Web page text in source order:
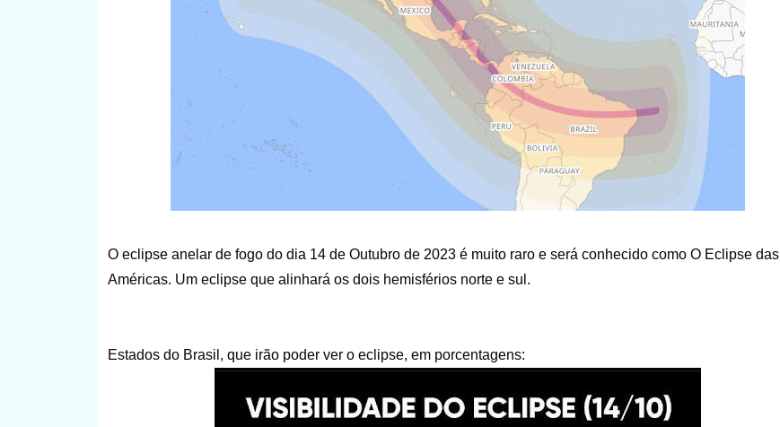
O eclipse anelar de fogo do dia 14 de Outubro de 2023 é muito raro e será conhecido como O Eclipse das
Américas. Um eclipse que alinhará os dois hemisférios norte e sul.
Estados do Brasil, que irão poder ver o eclipse, em porcentagens: